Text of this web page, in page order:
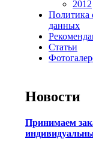
2012
Политика
данных
Статьи
Новости
Принимаем